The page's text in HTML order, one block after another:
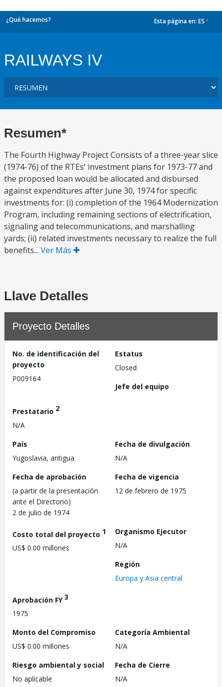
¿Qué hacemos? Esta página en: ES
RAILWAYS IV
Resumen*
The Fourth Highway Project Consists of a three-year slice
(1974-76) of the RTEs' investment plans for 1973-77 and
the proposed loan would be allocated and disbursed
against expenditures after June 30, 1974 for specific
investments for: (i) completion of the 1964 Modernization
Program, including remaining sections of electrification,
signaling and telecommunications, and marshalling
yards; (ii) related investments necessary to realize the full
benefits... Ver Más
Llave Detalles
Proyecto Detalles
No. de identificación del
proyecto
P009164
Estatus
Closed
Jefe del equipo
Prestatario 2
N/A
País
Yugoslavia, antigua
Fecha de divulgación
N/A
Fecha de aprobación
(a partir de la presentación
ante el Directorio)
2 de julio de 1974
Fecha de vigencia
12 de febrero de 1975
Costo total del proyecto 1
US$ 0.00 millones
Organismo Ejecutor
N/A
Región
Europa y Asia central
Aprobación FY3
1975
Monto del Compromiso
US$ 0.00 millones
Categoría Ambiental
N/A
Riesgo ambiental y social
No aplicable
Fecha de Cierre
N/A